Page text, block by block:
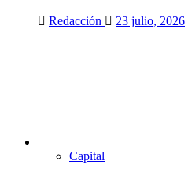
Redacción 23 julio, 2026
Capital